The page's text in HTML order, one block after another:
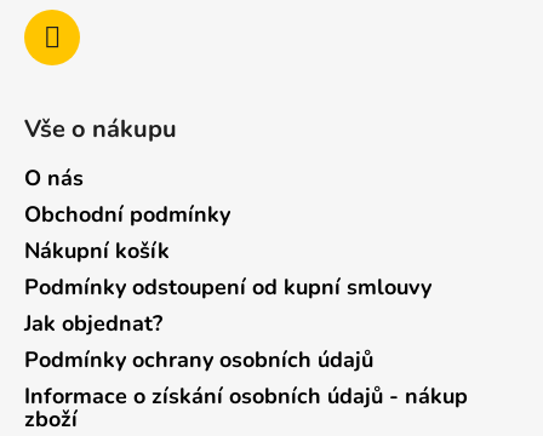
Vše o nákupu
O nás
Obchodní podmínky
Nákupní košík
Podmínky odstoupení od kupní smlouvy
Jak objednat?
Podmínky ochrany osobních údajů
Informace o získání osobních údajů - nákup
zboží